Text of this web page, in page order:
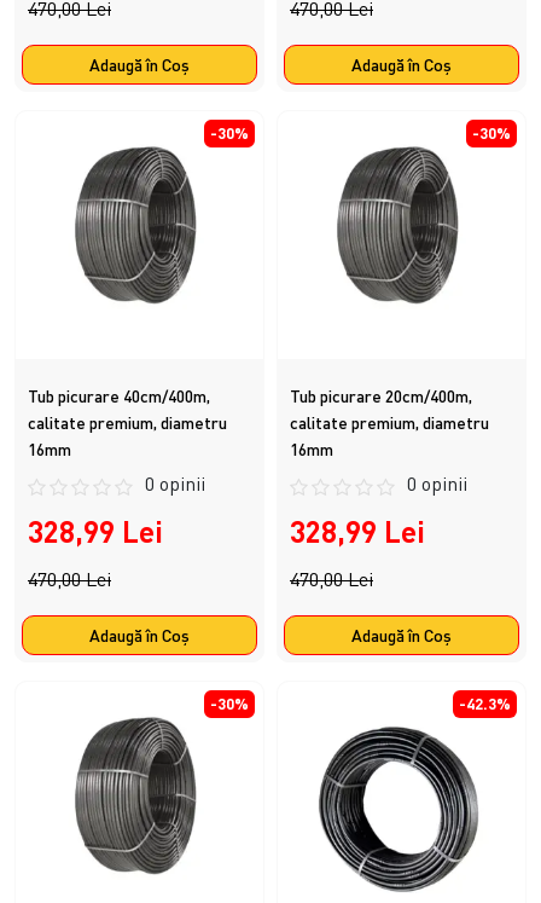
470,00 Lei
Adaugă în Coş
470,00 Lei
Adaugă în Coş
-30%
Tub picurare 40cm/400m,
calitate premium, diametru
16mm
0 opinii
328,99 Lei
470,00 Lei
Adaugă în Coş
-30%
Tub picurare 20cm/400m,
calitate premium, diametru
16mm
0 opinii
328,99 Lei
470,00 Lei
Adaugă în Coş
-30% -42.3%